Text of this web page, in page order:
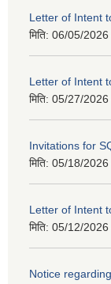
Letter of Intent
मिति: 06/05/2026
Letter of Intent
मिति: 05/27/2026
Invitations for
मिति: 05/18/2026
Letter of Intent
मिति: 05/12/2026
Notice